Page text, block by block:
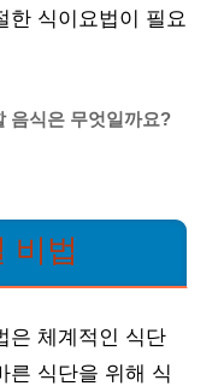
한 식이요법이 필요
음식은 무엇일까요?
비법
은 체계적인 식단
른 식단을 위해 식